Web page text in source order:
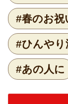
#春のお祝
#ひんやり
#あの人に